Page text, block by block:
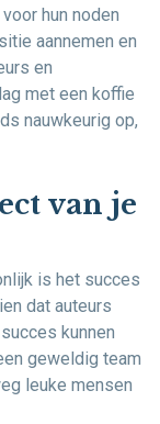
hun noden
aannemen en
en
met een koffie
nauwkeurig op,
van je
is het succes
dat auteurs
kunnen
geweldig team
leuke mensen